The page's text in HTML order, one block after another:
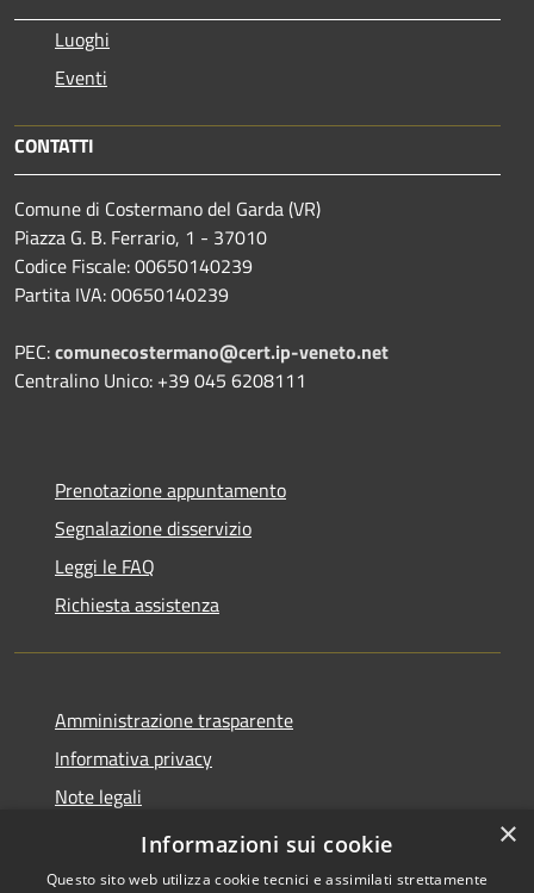
Luoghi
Eventi
CONTATTI
Comune di Costermano del Garda (VR)
Piazza G. B. Ferrario, 1 - 37010
Codice Fiscale: 00650140239
Partita IVA: 00650140239
PEC:comunecostermano@cert.ip-veneto.net
Centralino Unico: +39 045 6208111
Prenotazione appuntamento
Segnalazione disservizio
Leggi le FAQ
Richiesta assistenza
Amministrazione trasparente
Informativa privacy
Note legali
Dichiarazione di Accessibilità
×
Informazioni sui cookie
Questo sito web utilizza cookie tecnici e assimilati strettamente